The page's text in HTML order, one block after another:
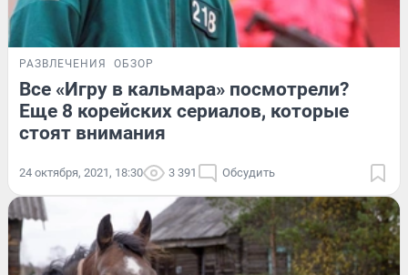
РАЗВЛЕЧЕНИЯ ОБЗОР
Все «Игру в кальмара» посмотрели?
Еще 8 корейских сериалов, которые
стоят внимания
24 октября, 2021, 18:30 3 391 Обсудить